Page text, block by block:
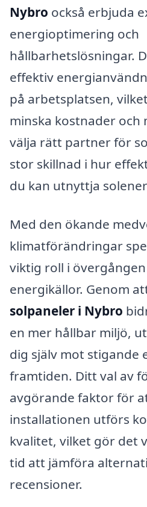
Nybro också erbjuda
energioptimering och
hållbarhetslösningar.
effektiv
på arbetsplatsen,
minska kostnader och
välja rätt partner för
stor skillnad i hur
du kan utnyttja
Med den ökande
klimatförändringar
viktig roll i
energikällor. Genom
solpaneler i Nybro
en mer hållbar miljö,
dig själv mot stigande
framtiden. Ditt val av
avgörande faktor för
installationen utförs
kvalitet, vilket gör det
tid att jämföra
recensioner.